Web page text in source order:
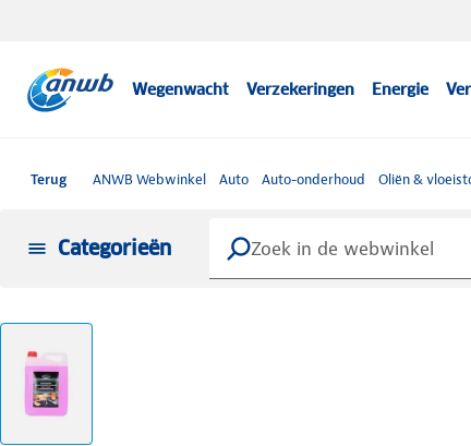
Wegenwacht Verzekeringen Energie
Terug ANWB Webwinkel Auto Auto-onderhoud Oliën &
Categorieën